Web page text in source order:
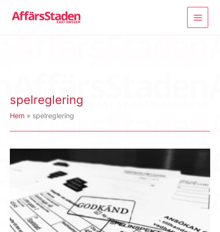
spelreglering
Hem spelreglering